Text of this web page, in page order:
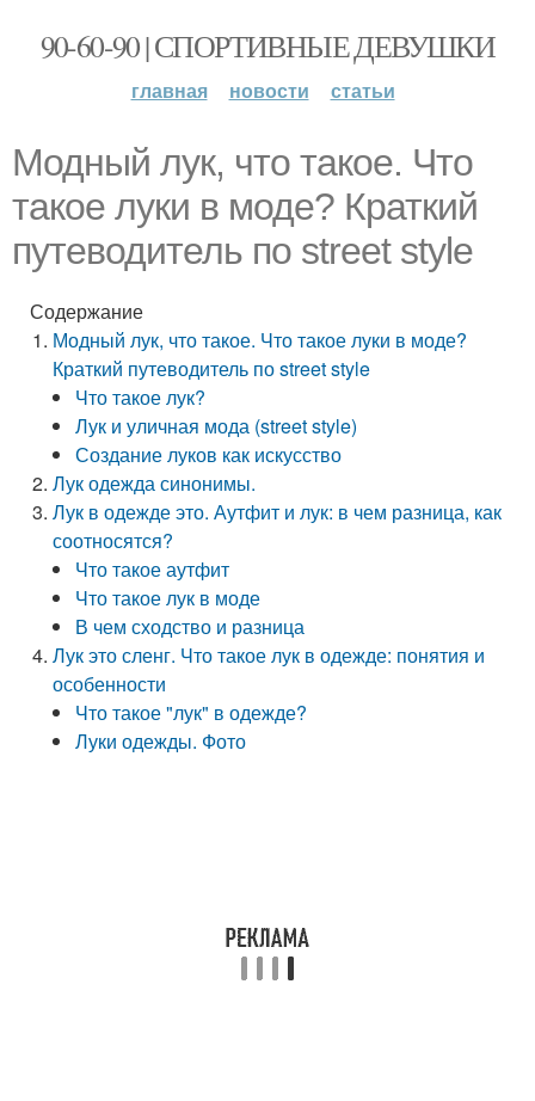
90-60-90 | СПОРТИВНЫЕ ДЕВУШКИ
главная новости статьи
Модный лук, что такое. Что
такое луки в моде? Краткий
путеводитель по street style
Содержание
Модный лук, что такое. Что такое луки в моде?
Краткий путеводитель по street style
Что такое лук?
Лук и уличная мода (street style)
Создание луков как искусство
Лук одежда синонимы.
Лук в одежде это. Аутфит и лук: в чем разница, как
соотносятся?
Что такое аутфит
Что такое лук в моде
В чем сходство и разница
Лук это сленг. Что такое лук в одежде: понятия и
особенности
Что такое "лук" в одежде?
Луки одежды. Фото